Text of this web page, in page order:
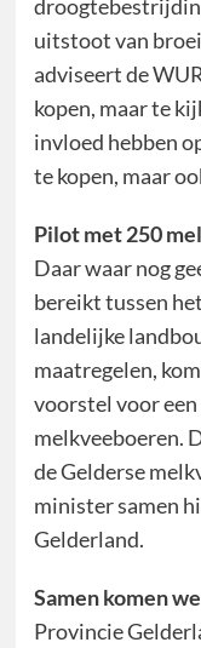
uitstoot van
adviseert de
kopen, maar te
invloed hebben
te kopen, maar
Pilot met 250
Daar waar nog
bereikt tussen
landelijke
maatregelen,
voorstel voor
melkveeboeren.
de Gelderse
minister samen
Gelderland.
Samen komen
Provincie